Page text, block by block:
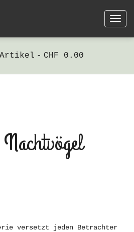
CHF 0.00
versetzt jeden Betrachter